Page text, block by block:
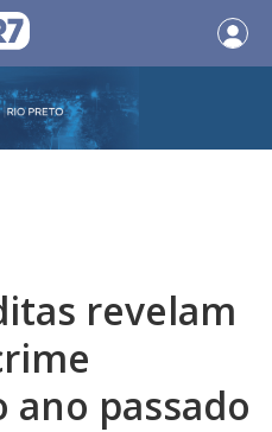
revelam
passado